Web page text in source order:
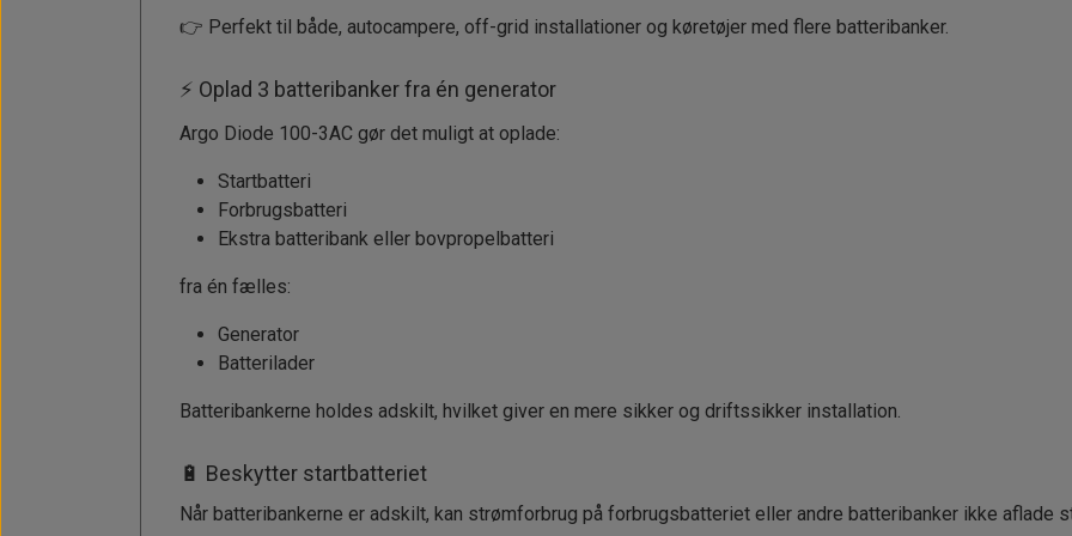
Landstrømskabler
Paneler & Kontakter
Sikringer
Værktøj
Tilbehør
Brændstoftank
Gori propeller
instrumenter
Additive
El-artikler
Tøj
Diverse
Tovværk & fortøjning
Solceller
Strøm
Outlet
Gavekort
Udlejning af bådudstyr
Hvem er vi
Fordele hos Shop12volt
Kontakt
Forhandler login
👉 Perfekt til både, autocampere, off-grid installationer og køretøjer med flere batteribanker.
⚡ Oplad 3 batteribanker fra én generator
Argo Diode 100-3AC gør det muligt at oplade:
Startbatteri
Forbrugsbatteri
Ekstra batteribank eller bovpropelbatteri
fra én fælles:
Generator
Batterilader
Batteribankerne holdes adskilt, hvilket giver en mere sikker og driftssikker installation.
🔋 Beskytter startbatteriet
Når batteribankerne er adskilt, kan strømforbrug på forbrugsbatteriet eller andre batteribanker ikke aflade